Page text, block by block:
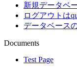
新規データベ
ログアウトは
データベース
Documents
Test Page